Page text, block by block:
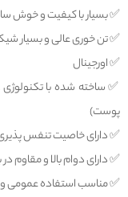
✅️ بسیار با کیفیت و خوش
✅️ تن خوری عالی و بسیار
✅️ اورجینال
پوست)
✅️ دارای خاصیت تنفس
✅️ دارای دوام بالا و مقاوم
✅️ مناسب استفاده عمومی